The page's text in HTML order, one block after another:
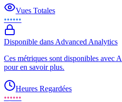
Vues Totales
••••••
Disponible dans Advanced Analytics
Ces métriques sont disponibles avec
pour en savoir plus.
Heures Regardées
••••••